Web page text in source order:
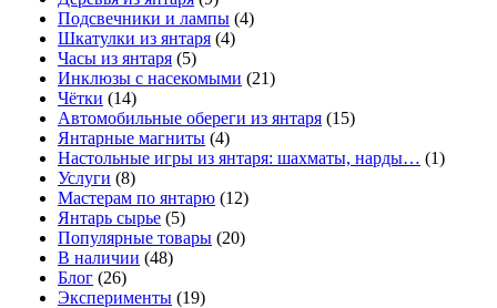
Подсвечники и лампы (4)
Шкатулки из янтаря (4)
Часы из янтаря (5)
Инклюзы с насекомыми (21)
Чётки (14)
Автомобильные обереги из янтаря (15)
Янтарные магниты (4)
Настольные игры из янтаря: шахматы, нарды… (1)
Услуги (8)
Мастерам по янтарю (12)
Янтарь сырье (5)
Популярные товары (20)
В наличии (48)
Блог (26)
Эксперименты (19)